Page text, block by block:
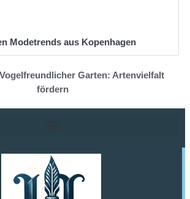
Modetrends aus Kopenhagen
Vogelfreundlicher Garten: Artenvielfalt
fördern